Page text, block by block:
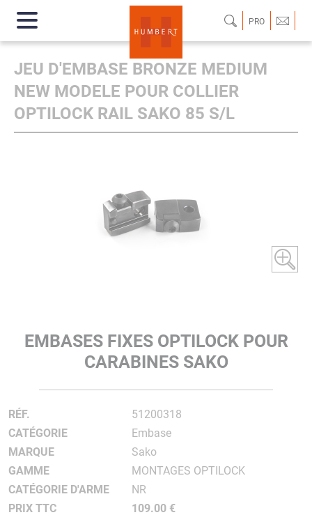
PRO
JEU D'EMBASE BRONZE MEDIUM
NEW MODELE POUR COLLIER
OPTILOCK RAIL SAKO 85 S/L
EMBASES FIXES OPTILOCK POUR
CARABINES SAKO
RÉF.
51200318
CATÉGORIE
Embase
MARQUE
Sako
GAMME
MONTAGES OPTILOCK
CATÉGORIE D'ARME
NR
PRIX TTC
109.00 €